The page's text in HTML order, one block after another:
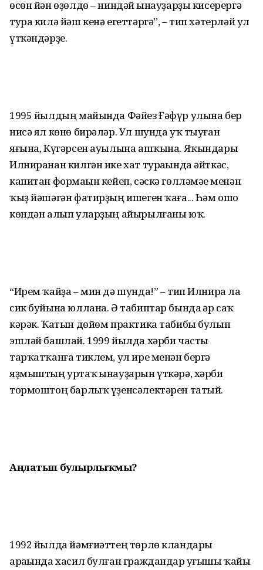
өсөн йән өҙөлдө – ниндәй һынауҙарҙы кисерергә
тура килә йәш кенә егеттәргә”, – тип хәтерләй ул
үткәндәрҙе.
1995 йылдың майында Фәйез Ғәфүр улына бер
нисә ял көнө бирәләр. Ул шунда уҡ тыуған
яғына, Күгәрсен ауылына ашҡына. Яҡындары
Илниранан килгән ике хат тураһында әйткәс,
капитан формаһын кейеп, сәскә гөлләмәһе менән
ҡыҙ йәшәгән фатирҙың ишеген ҡаға... Һәм ошо
көндән алып уларҙың айырылғаны юҡ.
“Ирем ҡайҙа – мин дә шунда!” – тип Илнира ла
сик буйына юллана. Ә табиптар бында һәр саҡ
кәрәк. Ҡатын дөйөм практика табибы булып
эшләй башлай. 1999 йылда хәрби часты
тарҡатҡанға тиклем, ул ире менән бергә
яҙмыштың уртаҡ һынауҙарын үткәрә, хәрби
тормоштоң барлыҡ үҙенсәлек­тәрен татый.
Аңлатып булырлыҡмы?
1992 йылда йәмғиәттең төрлө кландары
араһында хасил булған граждандар һуғышы ҡайһы